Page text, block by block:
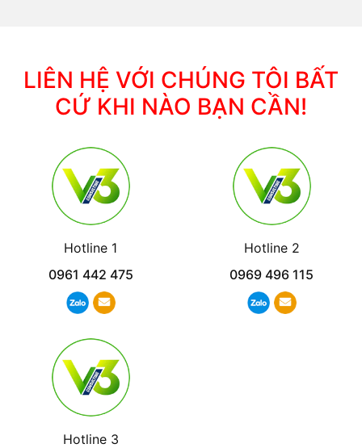
LIÊN HỆ VỚI CHÚNG TÔI BẤT
CỨ KHI NÀO BẠN CẦN!
Hotline 1
0961 442 475
Hotline 2
0969 496 115
Hotline 3